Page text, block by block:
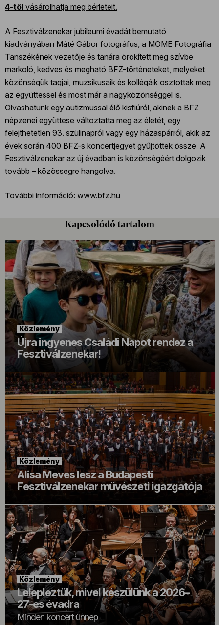
4-től vásárolhatja meg bérleteit.
A Fesztiválzenekar jubileumi évadát bemutató
kiadványában Máté Gábor fotográfus, a MOME Fotográfia
Tanszékének vezetője és tanára örökített meg szívbe
markoló, kedves és megható BFZ-történeteket, melyeket
közönségük tagjai, muzsikusaik és kollégáik osztottak meg
az együttessel és most már a nagyközönséggel is.
Olvashatunk egy autizmussal élő kisfiúról, akinek a BFZ
népzenei együttese változtatta meg az életét, egy
felejthetetlen 93. szülinapról vagy egy házaspárról, akik az
évek során 400 BFZ-s koncertjegyet gyűjtöttek össze. A
Fesztiválzenekar az új évadban is közönségéért dolgozik
tovább – közösségre hangolva.
További információ: www.bfz.hu
Kapcsolódó tartalom
Közlemény
Újra ingyenes Családi Napot rendez a
Fesztiválzenekar!
Közlemény
Alisa Meves lesz a Budapesti
Fesztiválzenekar művészeti igazgatója
Közlemény
Lelepleztük, mivel készülünk a 2026–
27-es évadra
Minden koncert ünnep